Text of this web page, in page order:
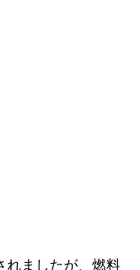
れましたが、燃料